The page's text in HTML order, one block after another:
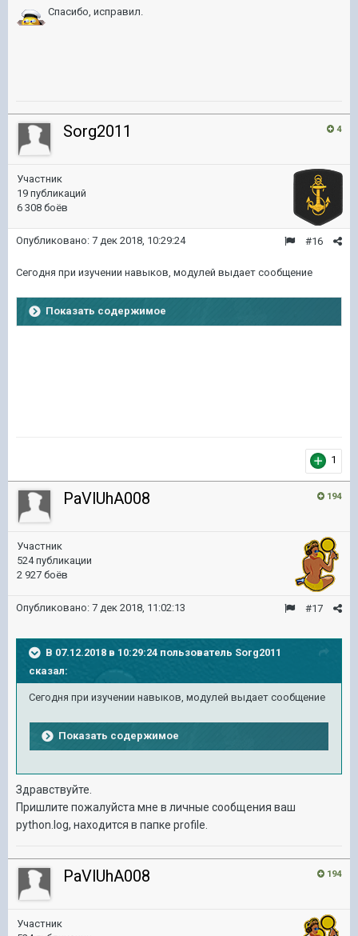
Спасибо, исправил.
4
Sorg2011
Участник
19 публикаций
6 308 боёв
#16
Опубликовано: 7 дек 2018, 10:29:24
Сегодня при изучении навыков, модулей выдает сообщение
Показать содержимое
1
194
PaVlUhA008
Участник
524 публикации
2 927 боёв
#17
Опубликовано: 7 дек 2018, 11:02:13
В 07.12.2018 в 10:29:24 пользователь Sorg2011
сказал:
Сегодня при изучении навыков, модулей выдает сообщение
Показать содержимое
Здравствуйте.
Пришлите пожалуйста мне в личные сообщения ваш
python.log, находится в папке profile.
194
PaVlUhA008
Участник